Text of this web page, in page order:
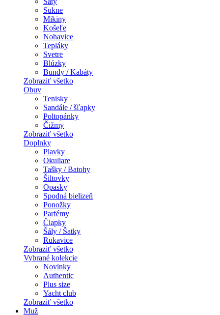
Sukne
Mikiny
Košeľe
Nohavice
Tepláky
Svetre
Blúzky
Bundy / Kabáty
Zobraziť všetko
Obuv
Tenisky
Sandále / šľapky
Poltopánky
Čižmy
Zobraziť všetko
Doplnky
Plavky
Okuliare
Tašky / Batohy
Šiltovky
Opasky
Spodná bielizeň
Ponožky
Parfémy
Čiapky
Šály / Šatky
Rukavice
Zobraziť všetko
Vybrané kolekcie
Novinky
Authentic
Plus size
Yacht club
Zobraziť všetko
Muž